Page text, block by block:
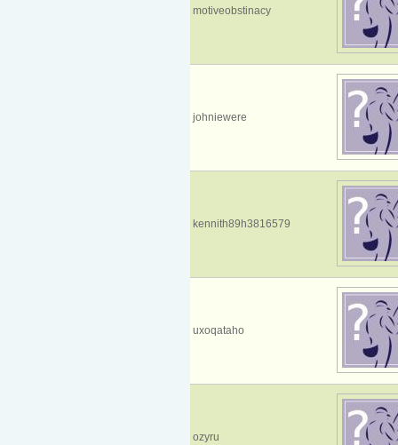
motiveobstinacy
johniewere
kennith89h3816579
uxoqataho
ozyru